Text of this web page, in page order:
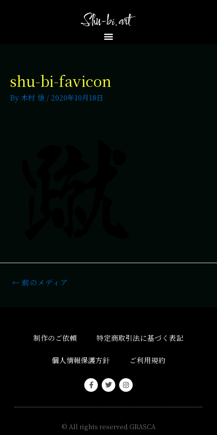
shu-bi-favicon
By 木村 悟 / 2020年10月18日
← 前のメディア
制作のご依頼 特定商取引法に基づく表記
個人情報保護方針 ご利用規約
© All rights reserved GRASCA